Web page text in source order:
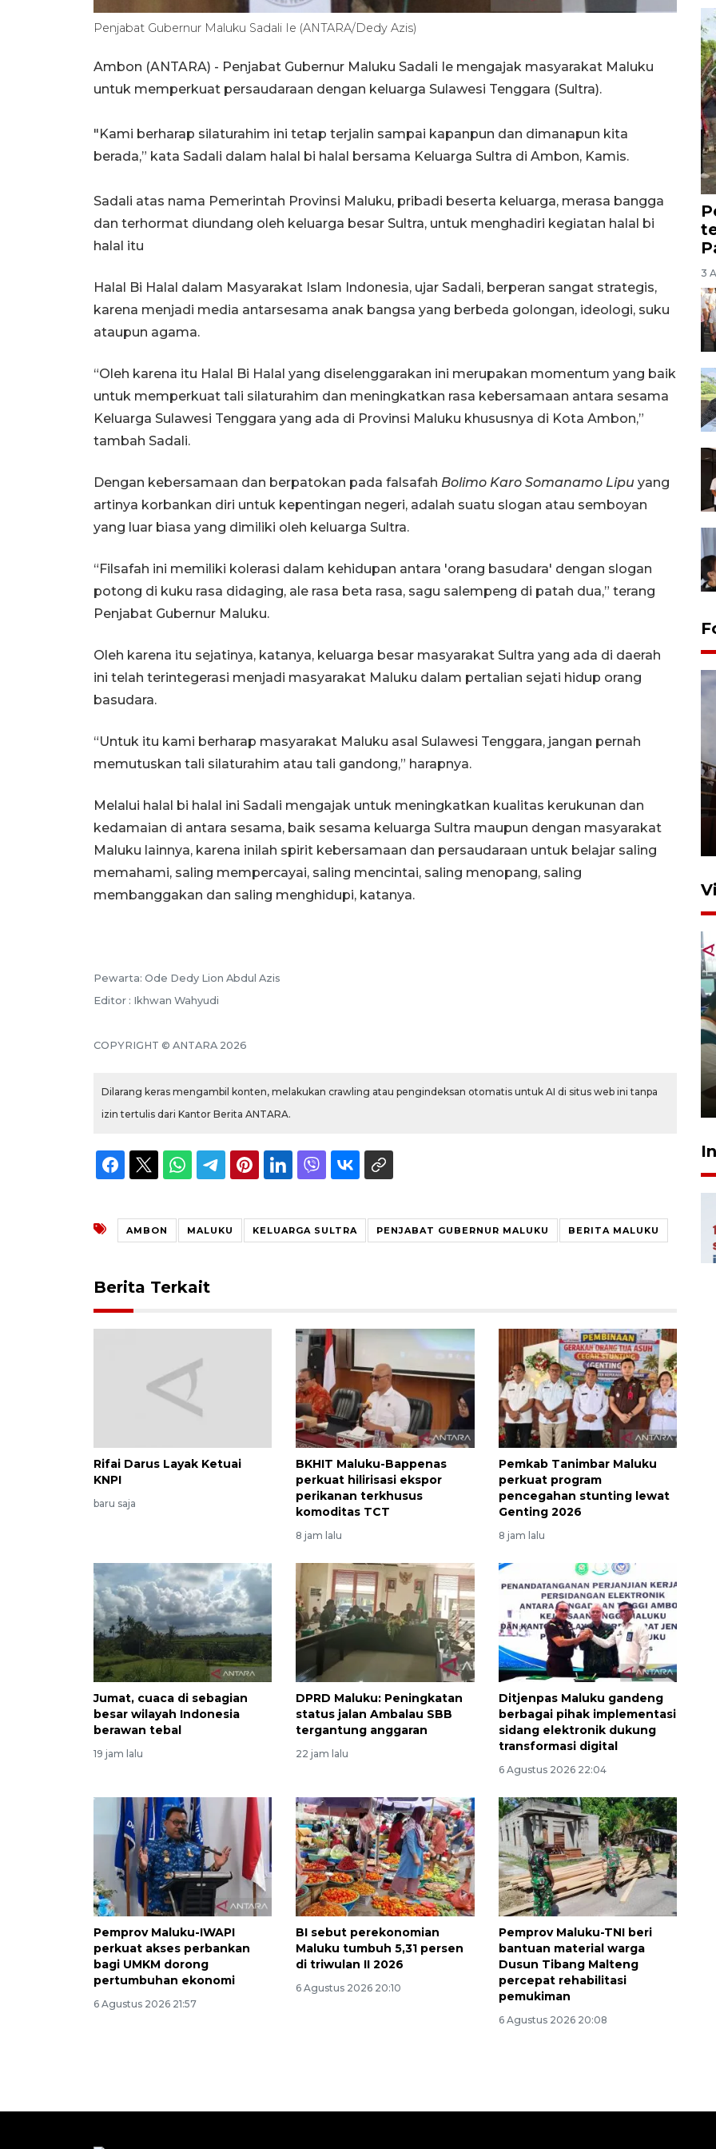
Penjabat Gubernur Maluku Sadali Ie (ANTARA/Dedy Azis)
Ambon (ANTARA) - Penjabat Gubernur Maluku Sadali Ie mengajak masyarakat Maluku
untuk memperkuat persaudaraan dengan keluarga Sulawesi Tenggara (Sultra).
"Kami berharap silaturahim ini tetap terjalin sampai kapanpun dan dimanapun kita
berada,” kata Sadali dalam halal bi halal bersama Keluarga Sultra di Ambon, Kamis.
Sadali atas nama Pemerintah Provinsi Maluku, pribadi beserta keluarga, merasa bangga
dan terhormat diundang oleh keluarga besar Sultra, untuk menghadiri kegiatan halal bi
halal itu
Halal Bi Halal dalam Masyarakat Islam Indonesia, ujar Sadali, berperan sangat strategis,
karena menjadi media antarsesama anak bangsa yang berbeda golongan, ideologi, suku
ataupun agama.
“Oleh karena itu Halal Bi Halal yang diselenggarakan ini merupakan momentum yang baik
untuk memperkuat tali silaturahim dan meningkatkan rasa kebersamaan antara sesama
Keluarga Sulawesi Tenggara yang ada di Provinsi Maluku khususnya di Kota Ambon,”
tambah Sadali.
Dengan kebersamaan dan berpatokan pada falsafah Bolimo Karo Somanamo Lipu yang
artinya korbankan diri untuk kepentingan negeri, adalah suatu slogan atau semboyan
yang luar biasa yang dimiliki oleh keluarga Sultra.
“Filsafah ini memiliki kolerasi dalam kehidupan antara 'orang basudara' dengan slogan
potong di kuku rasa didaging, ale rasa beta rasa, sagu salempeng di patah dua,” terang
Penjabat Gubernur Maluku.
Oleh karena itu sejatinya, katanya, keluarga besar masyarakat Sultra yang ada di daerah
ini telah terintegerasi menjadi masyarakat Maluku dalam pertalian sejati hidup orang
basudara.
“Untuk itu kami berharap masyarakat Maluku asal Sulawesi Tenggara, jangan pernah
memutuskan tali silaturahim atau tali gandong,” harapnya.
Melalui halal bi halal ini Sadali mengajak untuk meningkatkan kualitas kerukunan dan
kedamaian di antara sesama, baik sesama keluarga Sultra maupun dengan masyarakat
Maluku lainnya, karena inilah spirit kebersamaan dan persaudaraan untuk belajar saling
memahami, saling mempercayai, saling mencintai, saling menopang, saling
membanggakan dan saling menghidupi, katanya.
Pewarta: Ode Dedy Lion Abdul Azis
Editor : Ikhwan Wahyudi
COPYRIGHT © ANTARA 2026
Dilarang keras mengambil konten, melakukan crawling atau pengindeksan otomatis untuk AI di situs web ini tanpa
izin tertulis dari Kantor Berita ANTARA.
AMBON MALUKU KELUARGA SULTRA PENJABAT GUBERNUR MALUKU BERITA MALUKU
Berita Terkait
Rifai Darus Layak Ketuai
KNPI
baru saja
BKHIT Maluku-Bappenas
perkuat hilirisasi ekspor
perikanan terkhusus
komoditas TCT
8 jam lalu
Pemkab Tanimbar Maluku
perkuat program
pencegahan stunting lewat
Genting 2026
8 jam lalu
Jumat, cuaca di sebagian
besar wilayah Indonesia
berawan tebal
19 jam lalu
DPRD Maluku: Peningkatan
status jalan Ambalau SBB
tergantung anggaran
22 jam lalu
Ditjenpas Maluku gandeng
berbagai pihak implementasi
sidang elektronik dukung
transformasi digital
6 Agustus 2026 22:04
Pemprov Maluku-IWAPI
perkuat akses perbankan
bagi UMKM dorong
pertumbuhan ekonomi
6 Agustus 2026 21:57
BI sebut perekonomian
Maluku tumbuh 5,31 persen
di triwulan II 2026
6 Agustus 2026 20:10
Pemprov Maluku-TNI beri
bantuan material warga
Dusun Tibang Malteng
percepat rehabilitasi
pemukiman
6 Agustus 2026 20:08
3
Unjuk rasa protes penataan
Pasar Higienis
5 Mei 2026 05:32
23 Juli 2026 14:28
Ekonomi triwulan II-2026
tumbuh 5,29 persen
2026-08-06 18:45:00